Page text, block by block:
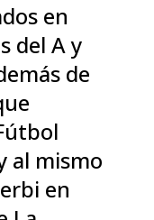
en
del A y
de
al mismo
en